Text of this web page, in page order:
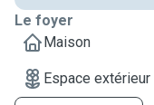
Le foyer
Maison
Espace extérieur